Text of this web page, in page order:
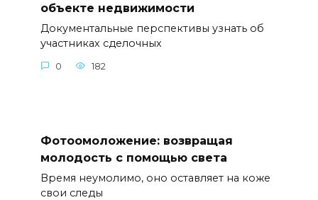
объекте недвижимости
Документальные перспективы узнать об
участниках сделочных
0 182
Фотоомоложение: возвращая
молодость с помощью света
Время неумолимо, оно оставляет на коже
свои следы